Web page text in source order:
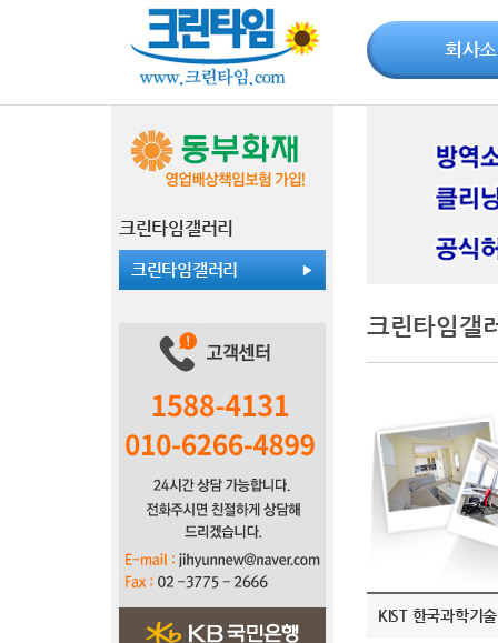
회사
크린타임갤러리
크린타임갤러리
크린타임갤
KIST 한국과학기